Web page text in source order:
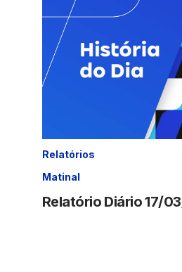
Relatórios
Matinal
Relatório Diário 17/